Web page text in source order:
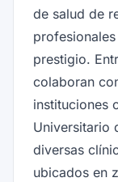
de salud de
prestigio.
colaboran
instituciones
Universitario
diversas
ubicados en